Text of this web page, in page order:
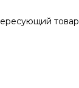
товар